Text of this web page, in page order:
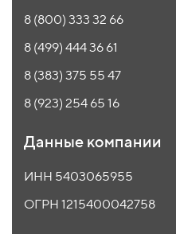
8 (800) 333 32 66
8 (499) 444 36 61
8 (383) 375 55 47
8 (923) 254 65 16
Данные компании
ИНН 5403065955
ОГРН 1215400042758